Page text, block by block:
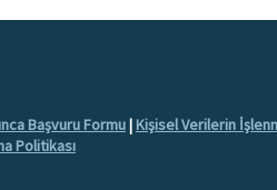
Başvuru Formu|Kişisel Verilerin
Politikası